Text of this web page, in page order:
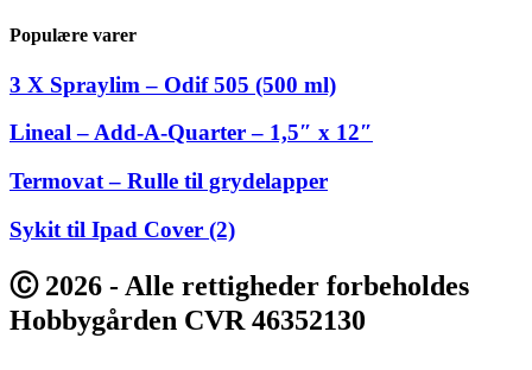
Populære varer
3 X Spraylim – Odif 505 (500 ml)
Lineal – Add-A-Quarter – 1,5″ x 12″
Termovat – Rulle til grydelapper
Sykit til Ipad Cover (2)
Ⓒ 2026 - Alle rettigheder forbeholdes
Hobbygården CVR 46352130